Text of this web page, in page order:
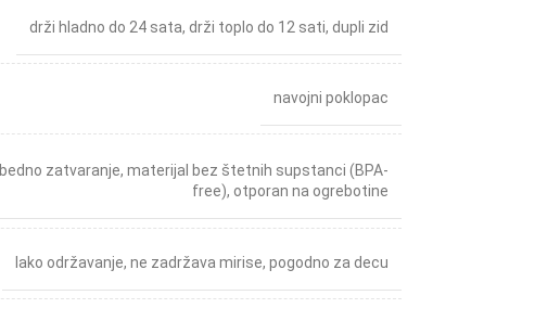
drži hladno do 24 sata, drži toplo do 12 sati, dupli zid
navojni poklopac
zatvaranje, materijal bez štetnih supstanci (BPA-
free), otporan na ogrebotine
lako održavanje, ne zadržava mirise, pogodno za decu